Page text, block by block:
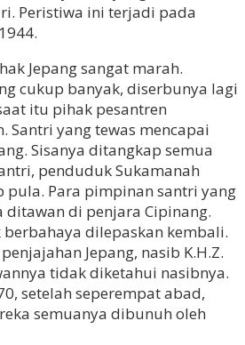
Peristiwa ini terjadi pada
Jepang sangat marah.
cukup banyak, diserbunya lagi
itu pihak pesantren
Santri yang tewas mencapai
Sisanya ditangkap semua
penduduk Sukamanah
pula. Para pimpinan santri yang
di penjara Cipinang.
dilepaskan kembali.
Jepang, nasib K.H.Z.
tidak diketahui nasibnya.
setelah seperempat abad,
semuanya dibunuh oleh